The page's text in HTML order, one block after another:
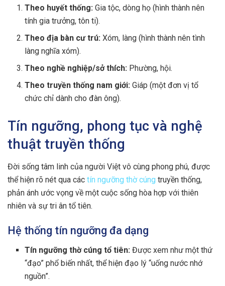
Theo huyết thống: Gia tộc, dòng họ (hình thành nên
tính gia trưởng, tôn ti).
Theo địa bàn cư trú: Xóm, làng (hình thành nên tình
làng nghĩa xóm).
Theo nghề nghiệp/sở thích: Phường, hội.
Theo truyền thống nam giới: Giáp (một đơn vị tổ
chức chỉ dành cho đàn ông).
Tín ngưỡng, phong tục và nghệ
thuật truyền thống
Đời sống tâm linh của người Việt vô cùng phong phú, được
thể hiện rõ nét qua các tín ngưỡng thờ cúng truyền thống,
phản ánh ước vọng về một cuộc sống hòa hợp với thiên
nhiên và sự tri ân tổ tiên.
Hệ thống tín ngưỡng đa dạng
Tín ngưỡng thờ cúng tổ tiên: Được xem như một thứ
“đạo” phổ biến nhất, thể hiện đạo lý “uống nước nhớ
nguồn”.